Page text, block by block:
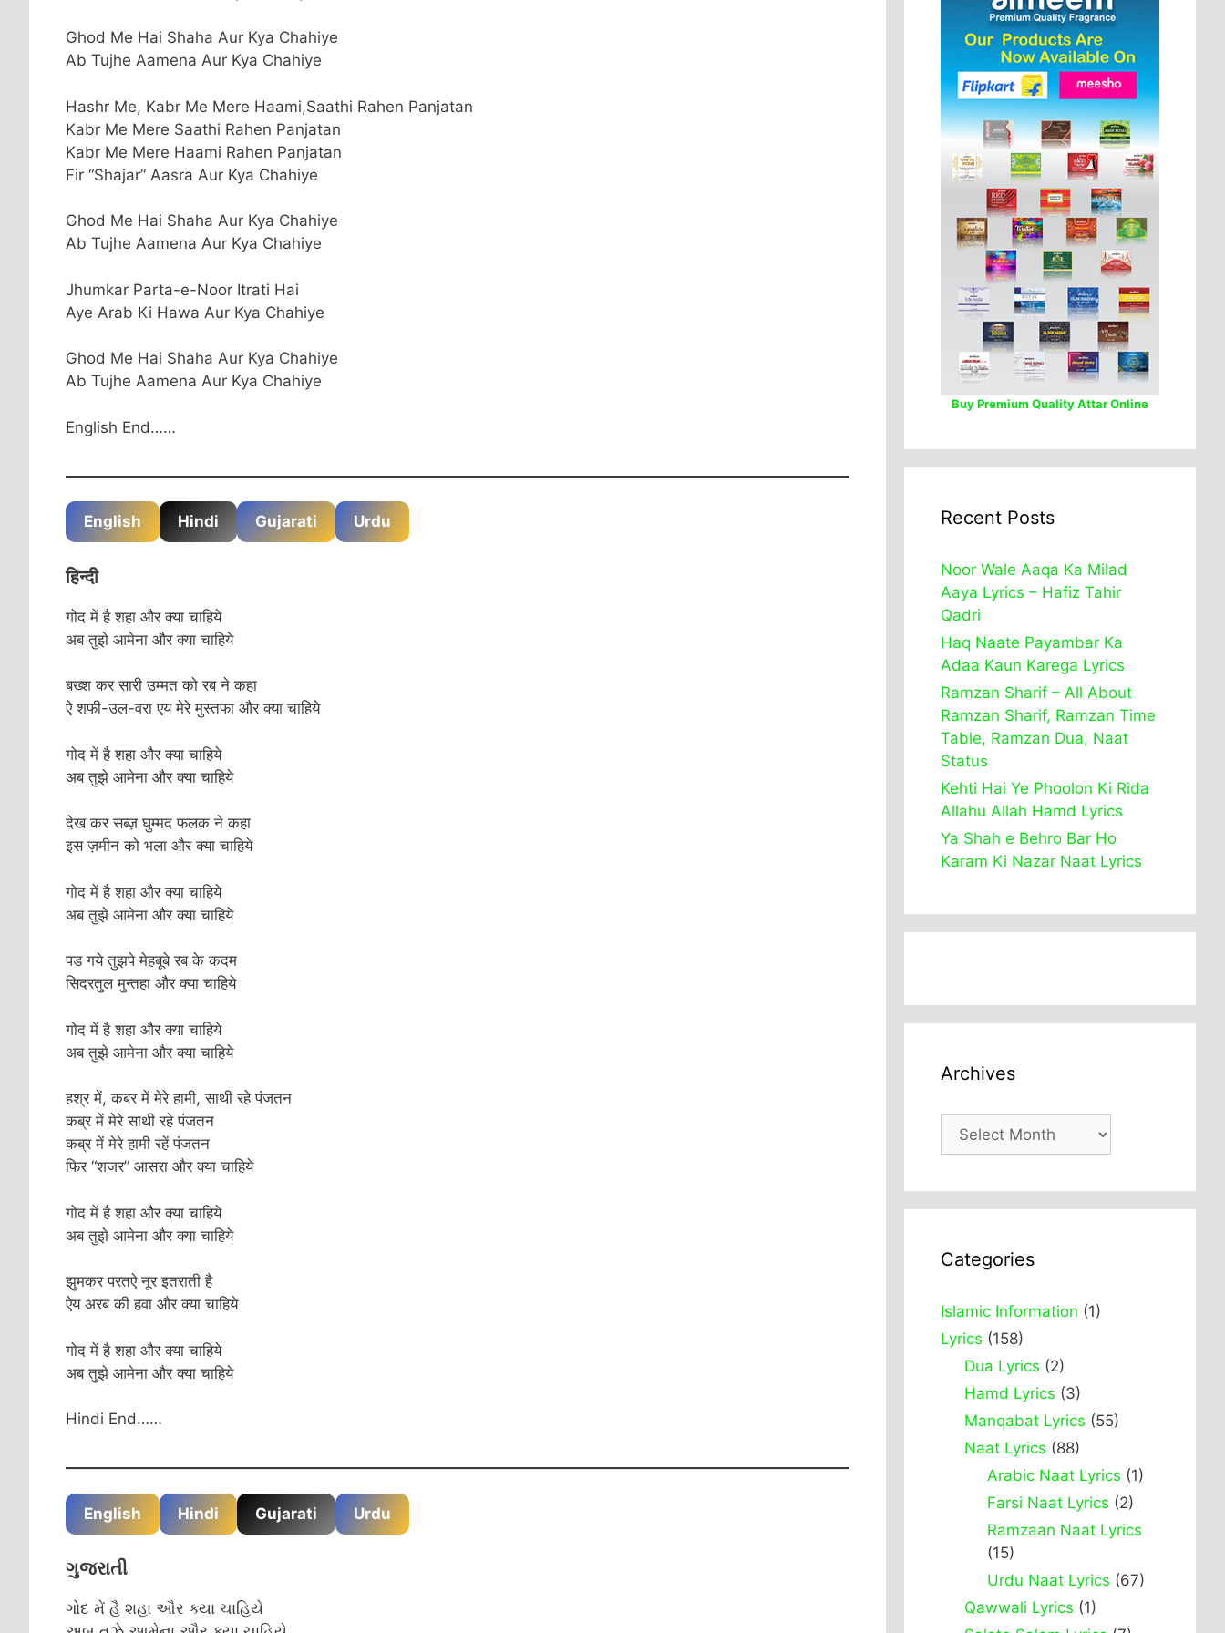
Ghod Me Hai Shaha Aur Kya Chahiye
Ab Tujhe Aamena Aur Kya Chahiye
Hashr Me, Kabr Me Mere Haami,Saathi Rahen Panjatan
Kabr Me Mere Saathi Rahen Panjatan
Kabr Me Mere Haami Rahen Panjatan
Fir “Shajar” Aasra Aur Kya Chahiye
Ghod Me Hai Shaha Aur Kya Chahiye
Ab Tujhe Aamena Aur Kya Chahiye
Jhumkar Parta-e-Noor Itrati Hai
Aye Arab Ki Hawa Aur Kya Chahiye
Ghod Me Hai Shaha Aur Kya Chahiye
Ab Tujhe Aamena Aur Kya Chahiye
English End……
English Hindi Gujarati Urdu
हिन्दी
गोद में है शहा और क्या चाहिये
अब तुझे आमेना और क्या चाहिये
बख्श कर सारी उम्मत को रब ने कहा
ऐ शफी-उल-वरा एय मेरे मुस्तफा और क्या चाहिये
गोद में है शहा और क्या चाहिये
अब तुझे आमेना और क्या चाहिये
देख कर सब्ज़ घुम्मद फलक ने कहा
इस ज़मीन को भला और क्या चाहिये
गोद में है शहा और क्या चाहिये
अब तुझे आमेना और क्या चाहिये
पड गये तुझपे मेहबूबे रब के कदम
सिदरतुल मुन्तहा और क्या चाहिये
गोद में है शहा और क्या चाहिये
अब तुझे आमेना और क्या चाहिये
हश्र में, कबर में मेरे हामी, साथी रहे पंजतन
कब्र में मेरे साथी रहे पंजतन
कब्र में मेरे हामी रहें पंजतन
फिर “शजर” आसरा और क्या चाहिये
गोद में है शहा और क्या चाहिये
अब तुझे आमेना और क्या चाहिये
झुमकर परतऐ नूर इतराती है
ऐय अरब की हवा और क्या चाहिये
गोद में है शहा और क्या चाहिये
अब तुझे आमेना और क्या चाहिये
Hindi End……
English Hindi Gujarati Urdu
ગુજરાતી
ગોદ મેં હૈ શહા ઔર ક્યા ચાહિયે
Buy Premium Quality Attar Online
Recent Posts
Noor Wale Aaqa Ka Milad
Aaya Lyrics – Hafiz Tahir
Qadri
Haq Naate Payambar Ka
Adaa Kaun Karega Lyrics
Ramzan Sharif – All About
Ramzan Sharif, Ramzan Time
Table, Ramzan Dua, Naat
Status
Kehti Hai Ye Phoolon Ki Rida
Allahu Allah Hamd Lyrics
Ya Shah e Behro Bar Ho
Karam Ki Nazar Naat Lyrics
Archives
Archives
Categories
Islamic Information (1)
Lyrics (158)
Dua Lyrics (2)
Hamd Lyrics (3)
Manqabat Lyrics (55)
Naat Lyrics (88)
Arabic Naat Lyrics (1)
Farsi Naat Lyrics (2)
Ramzaan Naat Lyrics
(15)
Urdu Naat Lyrics (67)
Qawwali Lyrics (1)